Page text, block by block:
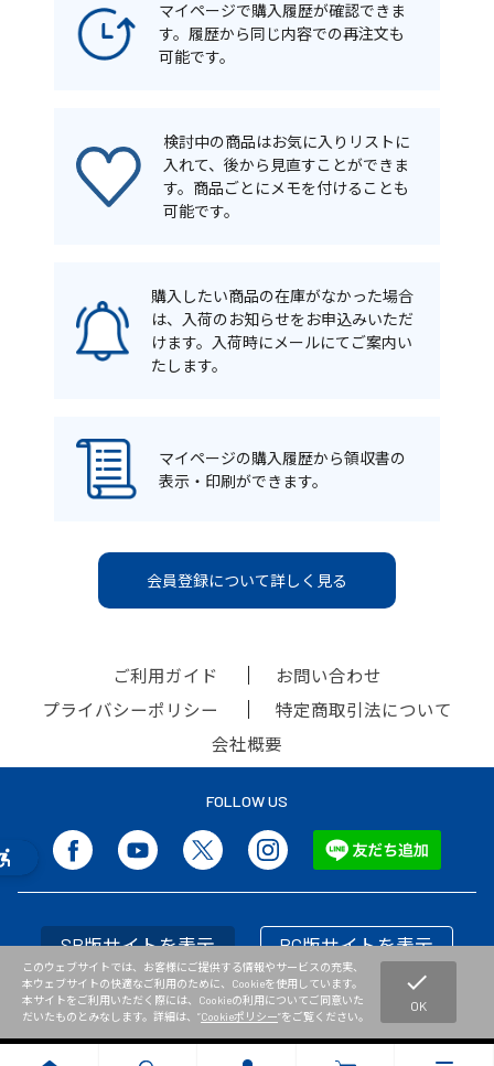
マイページで購入履歴が確認できま
す。履歴から同じ内容での再注文も
可能です。
検討中の商品はお気に入りリストに
入れて、後から見直すことができま
す。商品ごとにメモを付けることも
可能です。
購入したい商品の在庫がなかった場合
は、入荷のお知らせをお申込みいただ
けます。入荷時にメールにてご案内い
たします。
マイページの購入履歴から領収書の
表示・印刷ができます。
会員登録について詳しく見る
ご利用ガイド
お問い合わせ
プライバシーポリシー
特定商取引法について
会社概要
FOLLOW US
SP版サイトを表示 PC版サイトを表示
Copyright © NISHI Athletic Goods Co.,Ltd. All Rights Reserved.
このウェブサイトでは、お客様にご提供する情報やサービスの充実、
本ウェブサイトの快適なご利用のために、Cookieを使用しています。
本サイトをご利用いただく際には、Cookieの利用についてご同意いた
だいたものとみなします。詳細は、”Cookieポリシー”をご覧ください。
check
OK